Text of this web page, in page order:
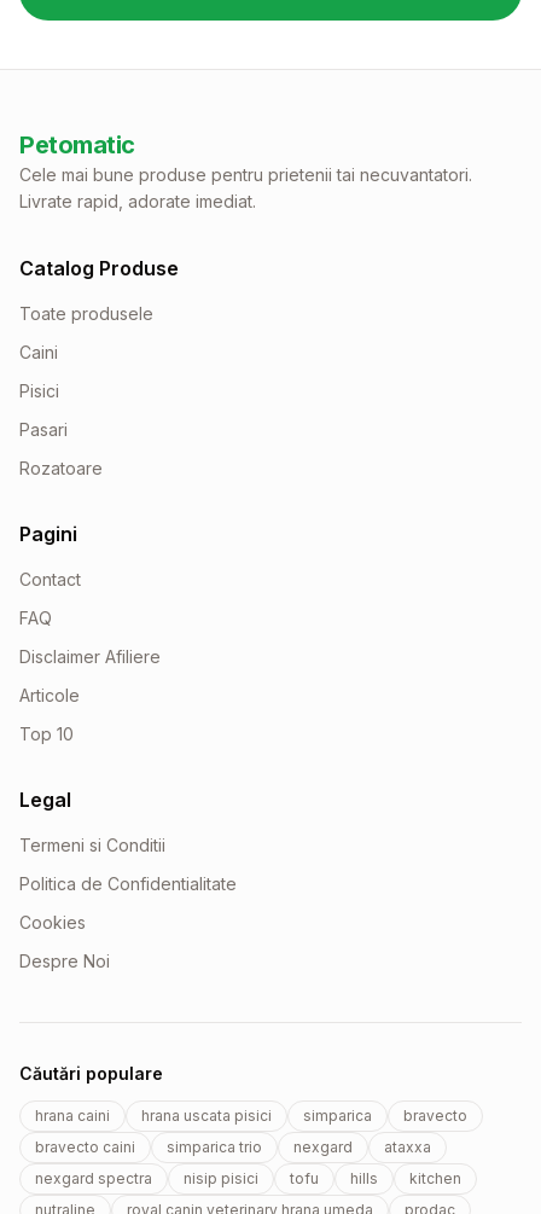
Petomatic
Cele mai bune produse pentru prietenii tai necuvantatori.
Livrate rapid, adorate imediat.
Catalog Produse
Toate produsele
Caini
Pisici
Pasari
Rozatoare
Pagini
Contact
FAQ
Disclaimer Afiliere
Articole
Top 10
Legal
Termeni si Conditii
Politica de Confidentialitate
Cookies
Despre Noi
Căutări populare
hrana caini hrana uscata pisici simparica
bravecto
bravecto caini
simparica trio nexgard
ataxxa
nexgard spectra
nisip pisici tofu hills
kitchen
nutraline
royal canin veterinary hrana umeda prodac